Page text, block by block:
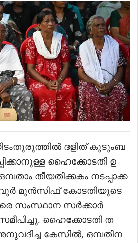
ദളിത് കുടുംബ
ഹൈക്കോടതി ഉ
തീയതിക്കകം നടപ്പാക്ക
മുൻസിഫ് കോടതിയുടെ
സംസ്ഥാന സർക്കാർ
ഹൈക്കോടതി ത
കേസിൽ, ഒമ്പതിന